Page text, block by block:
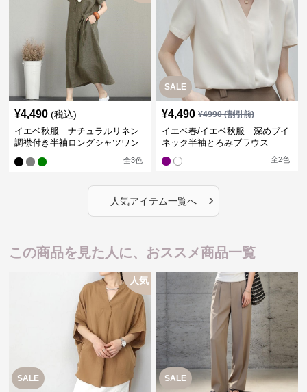
¥4,490 (税込)
イエベ秋服 ナチュラルリネン
調襟付き半袖ロングシャツワン
全3色
SALE
¥4,490 ¥4990(割引前)
イエベ春/イエベ秋服 深めブイ
ネック半袖とろみブラウス
全2色
人気アイテム一覧へ ›
この商品を見た人に、おススメ商品一覧
SALE
人気
SALE